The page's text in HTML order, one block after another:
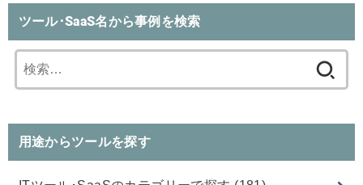
ツール･SaaS名から事例を検索
索:
用途からツールを探す